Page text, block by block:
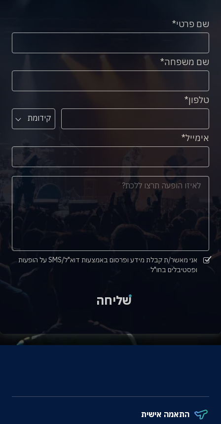
שם פרטי
שם משפחה
טלפון
קידומת
אימייל
אני מאשר/ת קבלת מידע ופרסום באמצעות דוא"ל/SMS על הופעות
ופסטיבלים בחו"ל
שליחה
התאמה אישית